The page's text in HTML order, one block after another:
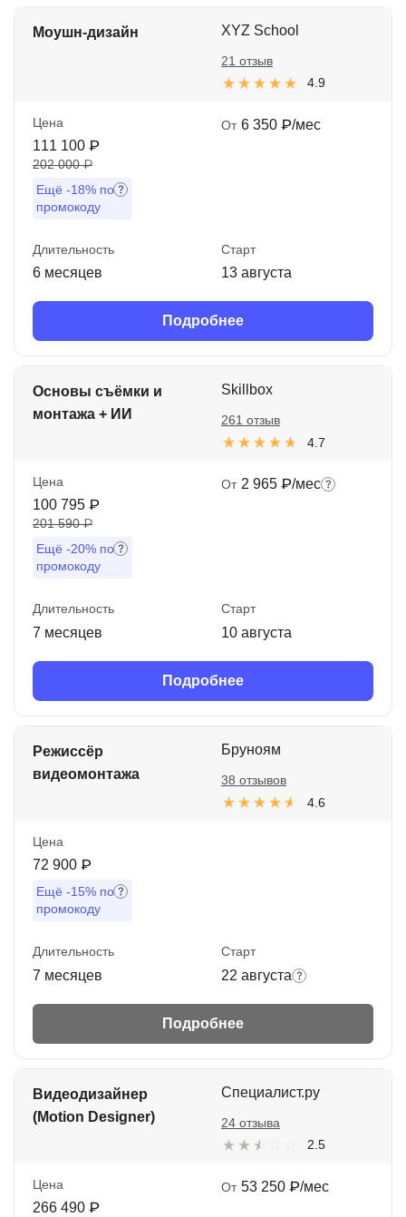
Моушн-дизайн XYZ School
4.9
21 отзыв
Цена
111 100 ₽
202 000 ₽
Ещё -18% по
промокоду
От 6 350 ₽/мес
Длительность
6 месяцев
Старт
13 августа
Подробнее
Основы съёмки и
монтажа + ИИ
Skillbox
4.7
261 отзыв
Цена
100 795 ₽
201 590 ₽
Ещё -20% по
промокоду
От 2 965 ₽/мес
Длительность
7 месяцев
Старт
10 августа
Подробнее
Режиссёр
видеомонтажа
Бруноям
4.6
38 отзывов
Цена
72 900 ₽
Ещё -15% по
промокоду
Длительность
7 месяцев
Старт
22 августа
Подробнее
Видеодизайнер
(Motion Designer)
Специалист.ру
2.5
24 отзыва
Цена
266 490 ₽
От 53 250 ₽/мес